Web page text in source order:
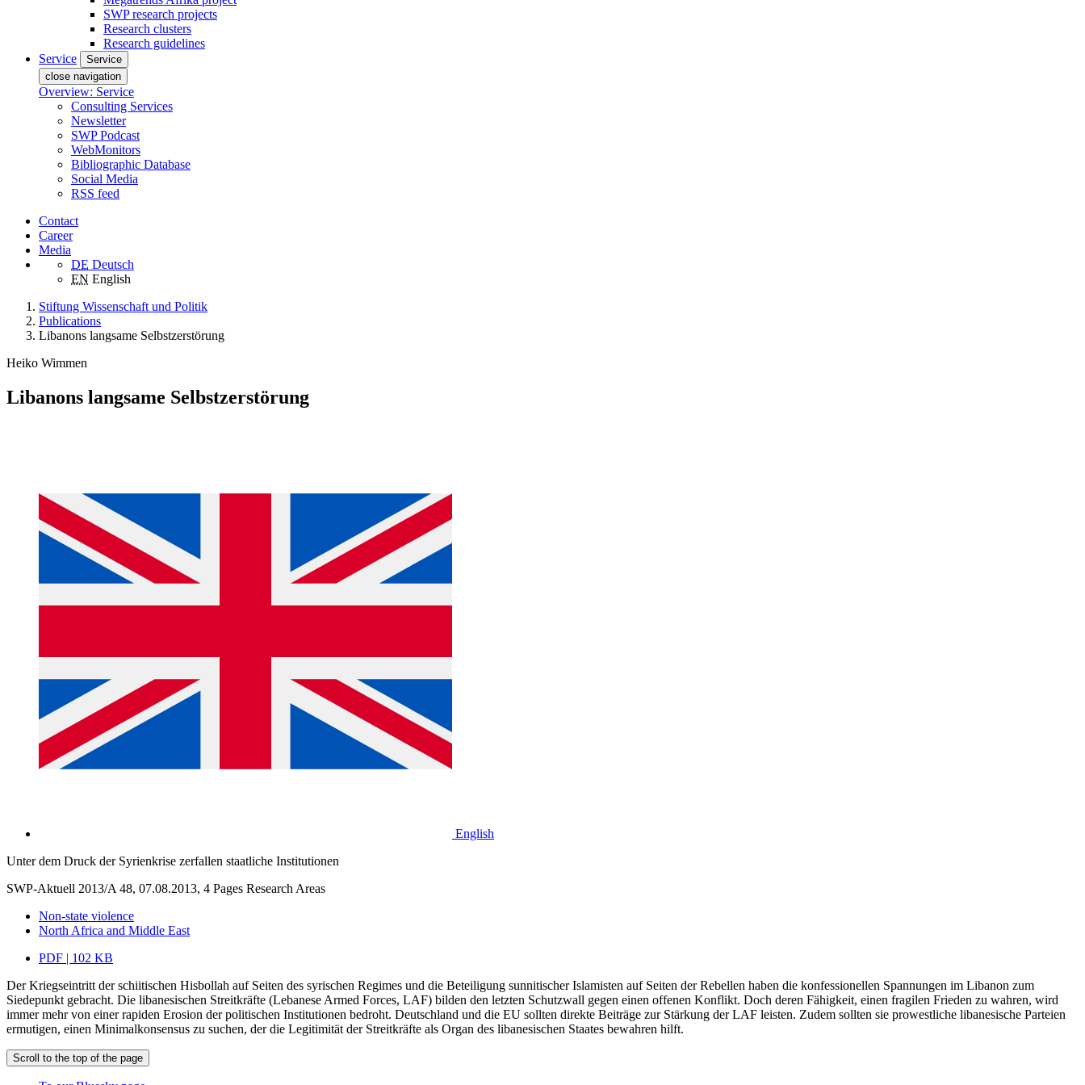
SWP research projects
Research clusters
Research guidelines
Service
Service
close navigation
Overview: Service
Consulting Services
Newsletter
SWP Podcast
WebMonitors
Bibliographic Database
Social Media
RSS feed
Contact
Career
Media
DE Deutsch
EN English
Stiftung Wissenschaft und Politik
Publications
Libanons langsame Selbstzerstörung
Heiko Wimmen
Libanons langsame Selbstzerstörung
English
Unter dem Druck der Syrienkrise zerfallen staatliche Institutionen
SWP-Aktuell 2013/A 48, 07.08.2013, 4 Pages Research Areas
Non-state violence
North Africa and Middle East
PDF | 102 KB
Der Kriegseintritt der schiitischen Hisbollah auf Seiten des syrischen Regimes und die Beteiligung sunnitischer Islamisten auf Seiten der Rebellen haben die konfessionellen Spannungen im Libanon zum
Siedepunkt gebracht. Die libanesischen Streitkräfte (Lebanese Armed Forces, LAF) bilden den letzten Schutzwall gegen einen offenen Konflikt. Doch deren Fähigkeit, einen fragilen Frieden zu wahren, wird
immer mehr von einer rapiden Erosion der politischen Institutionen bedroht. Deutschland und die EU sollten direkte Beiträge zur Stärkung der LAF leisten. Zudem sollten sie prowestliche libanesische Parteien
ermutigen, einen Minimalkonsensus zu suchen, der die Legitimität der Streitkräfte als Organ des libanesischen Staates bewahren hilft.
Scroll to the top of the page